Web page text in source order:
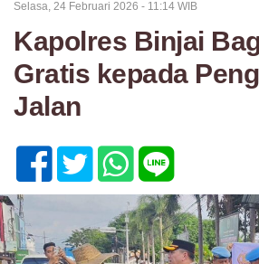
Selasa, 24 Februari 2026 - 11:14 WIB
Kapolres Binjai
Gratis kepada
Jalan